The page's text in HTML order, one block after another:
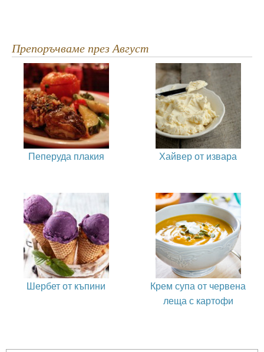
Препоръчваме през Август
Пеперуда плакия Хайвер от извара
Шербет от къпини
Крем супа от червена
леща с картофи